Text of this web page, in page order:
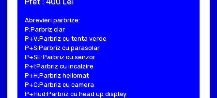
Abrevieri parbrize:
P:Parbriz clar
P+V:Parbriz cu tenta verde
P+S:Parbriz cu parasolar
P+SE:Parbriz cu senzor
P+I:Parbriz cu incalzire
P+H:Parbriz heliomat
P+C:Parbriz cu camera
P+Hud:Parbriz cu head up display